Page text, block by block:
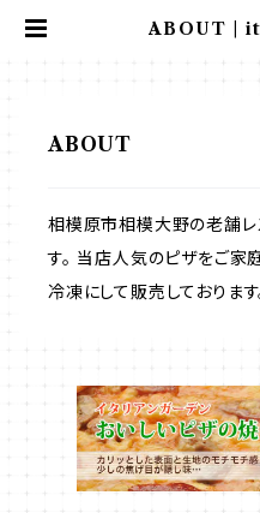
ABOUT |
ABOUT
相模原市相模大野の老舗レ
す。 当店人気のピザをご家
冷凍にして販売しております